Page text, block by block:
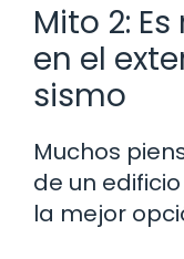
Mito 2:
en el
sismo
Muchos
de un
la mejor